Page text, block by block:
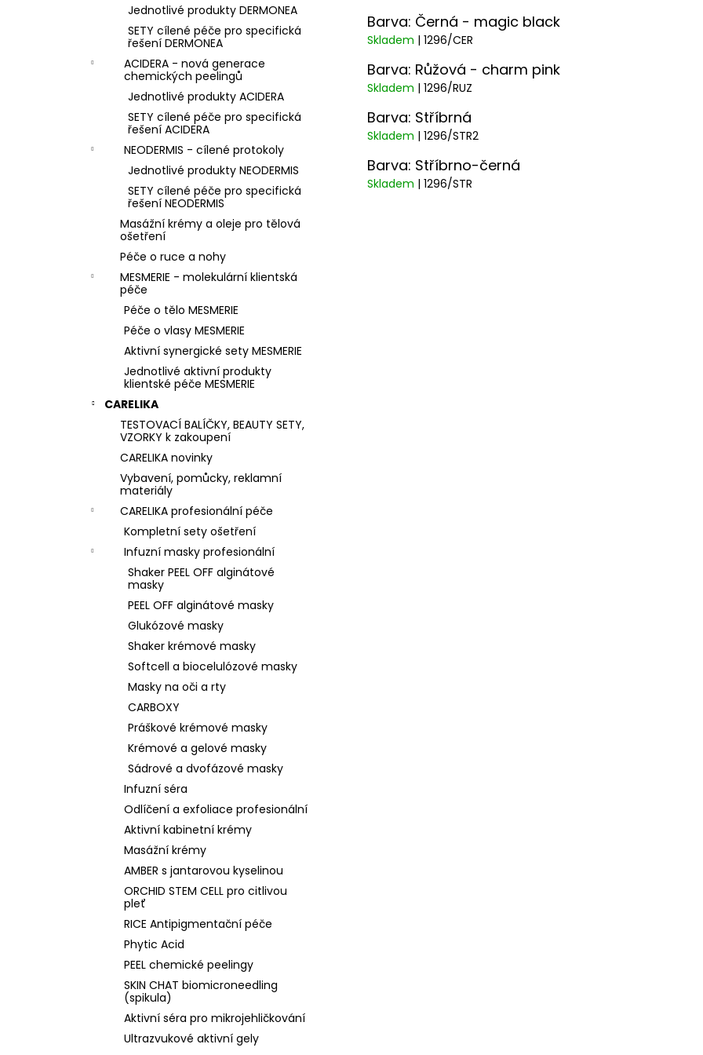
Jednotlivé produkty DERMONEA
SETY cílené péče pro specifická
řešení DERMONEA
ACIDERA - nová generace
chemických peelingů
Jednotlivé produkty ACIDERA
SETY cílené péče pro specifická
řešení ACIDERA
NEODERMIS - cílené protokoly
Jednotlivé produkty NEODERMIS
SETY cílené péče pro specifická
řešení NEODERMIS
Masážní krémy a oleje pro tělová
ošetření
Péče o ruce a nohy
MESMERIE - molekulární klientská
péče
Péče o tělo MESMERIE
Péče o vlasy MESMERIE
Aktivní synergické sety MESMERIE
Jednotlivé aktivní produkty
klientské péče MESMERIE
CARELIKA
TESTOVACÍ BALÍČKY, BEAUTY SETY,
VZORKY k zakoupení
CARELIKA novinky
Vybavení, pomůcky, reklamní
materiály
CARELIKA profesionální péče
Kompletní sety ošetření
Infuzní masky profesionální
Shaker PEEL OFF alginátové
masky
PEEL OFF alginátové masky
Glukózové masky
Shaker krémové masky
Softcell a biocelulózové masky
Masky na oči a rty
CARBOXY
Práškové krémové masky
Krémové a gelové masky
Sádrové a dvofázové masky
Infuzní séra
Odlíčení a exfoliace profesionální
Aktivní kabinetní krémy
Masážní krémy
AMBER s jantarovou kyselinou
ORCHID STEM CELL pro citlivou
pleť
RICE Antipigmentační péče
Phytic Acid
PEEL chemické peelingy
SKIN CHAT biomicroneedling
(spikula)
Aktivní séra pro mikrojehličkování
Ultrazvukové aktivní gely
Barva: Černá - magic black
Skladem | 1296/CER
Barva: Růžová - charm pink
Skladem | 1296/RUZ
Barva: Stříbrná
Skladem | 1296/STR2
Barva: Stříbrno-černá
Skladem | 1296/STR